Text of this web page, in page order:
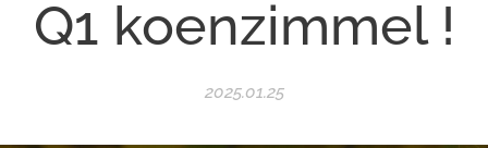
Q1 koenzimmel !
2025.01.25